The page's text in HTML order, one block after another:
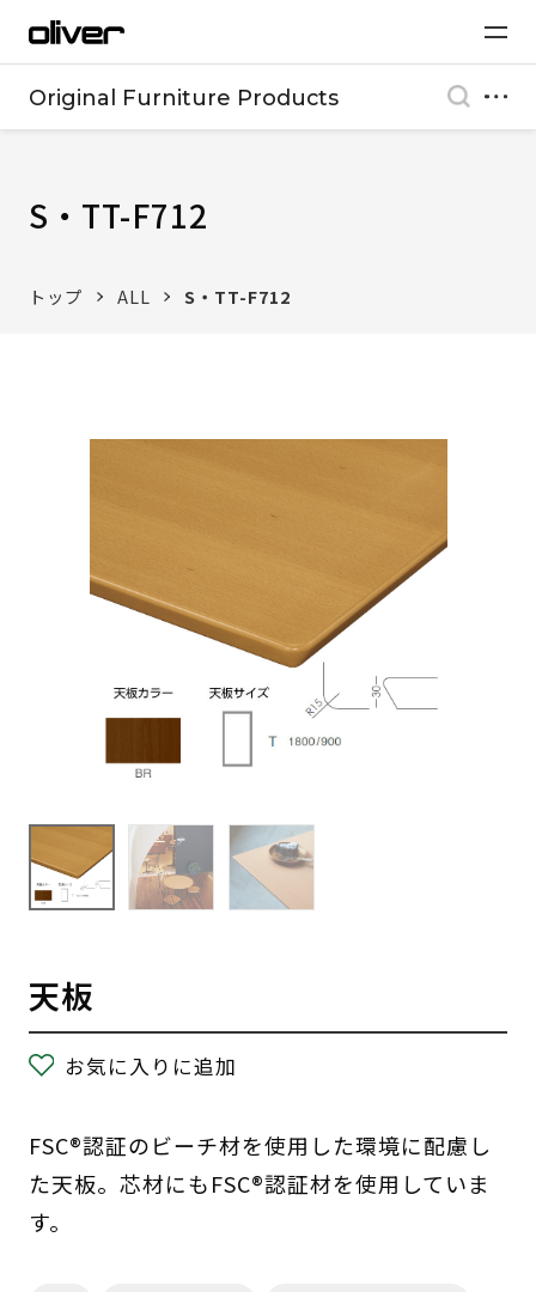
Original Furniture Products
S・TT-F712
トップ ALL S・TT-F712
天板
お気に入りに追加
FSC®認証のビーチ材を使用した環境に配慮し
た天板。芯材にもFSC®認証材を使用していま
す。